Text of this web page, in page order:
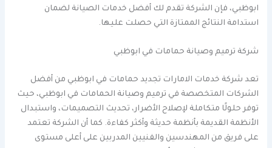
ابوظبي، فإن الشركة تقدم لك أفضل خدمات الصيانة لضمان
استدامة النتائج الممتازة التي حصلت عليها.
شركة ترميم وصيانة حمامات في ابوظبي
تعد شركة خدمات الامارات تجديد حمامات في ابوظبي من أفضل
الشركات المتخصصة في ترميم وصيانة الحمامات في ابوظبي، حيث
توفر حلولًا متكاملة لإصلاح الأضرار، تحديث التصميمات، واستبدال
الأنظمة القديمة بأنظمة حديثة وأكثر كفاءة. كما أن الشركة تعتمد
على فريق من المهندسين والفنيين المدربين على أعلى مستوى